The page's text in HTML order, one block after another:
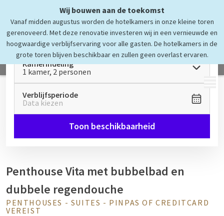
Wij bouwen aan de toekomst
Vanaf midden augustus worden de hotelkamers in onze kleine toren
gerenoveerd. Met deze renovatie investeren wij in een vernieuwde en
hoogwaardige verblijfservaring voor alle gasten. De hotelkamers in de
grote toren blijven beschikbaar en zullen geen overlast ervaren.
MENU
Kamerindeling
1 kamer, 2 personen
Verblijfsperiode
Data kiezen
Toon beschikbaarheid
Penthouse Vita met bubbelbad en
dubbele regendouche
PENTHOUSES - SUITES - PINPAS OF CREDITCARD
VEREIST